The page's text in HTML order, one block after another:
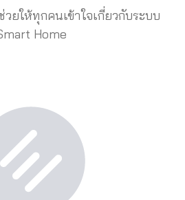
วยให้ทุกคนเข้าใจเกี่ยวกับระบบ
Home